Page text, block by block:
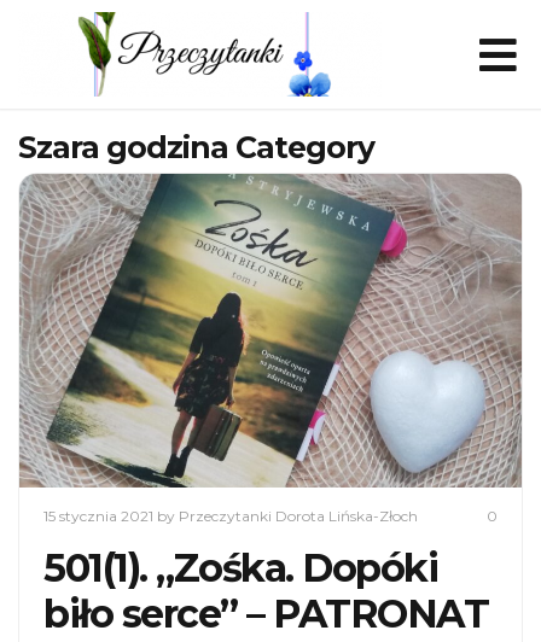
Szara godzina Category
15 stycznia 2021 by Przeczytanki Dorota Lińska-Złoch 0
501(1). „Zośka. Dopóki
biło serce” – PATRONAT